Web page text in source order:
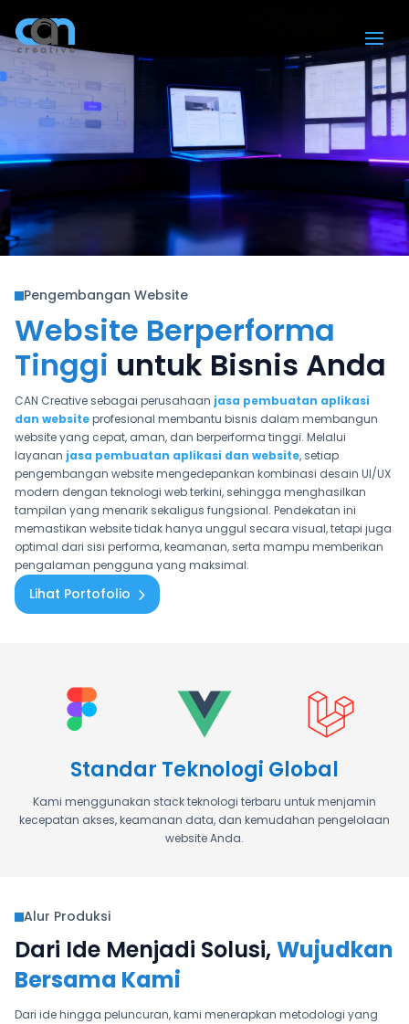
Pengembangan Website
Website Berperforma
Tinggi untuk Bisnis Anda
CAN Creative sebagai perusahaan jasa pembuatan aplikasi
dan websiteprofesional membantu bisnis dalam membangun
website yang cepat, aman, dan berperforma tinggi. Melalui
layanan jasa pembuatan aplikasi dan website, setiap
pengembangan website mengedepankan kombinasi desain UI/UX
modern dengan teknologi web terkini, sehingga menghasilkan
tampilan yang menarik sekaligus fungsional. Pendekatan ini
memastikan website tidak hanya unggul secara visual, tetapi juga
optimal dari sisi performa, keamanan, serta mampu memberikan
pengalaman pengguna yang maksimal.
Lihat Portofolio
Standar Teknologi Global
Kami menggunakan stack teknologi terbaru untuk menjamin
kecepatan akses, keamanan data, dan kemudahan pengelolaan
website Anda.
Alur Produksi
Dari Ide Menjadi Solusi,Wujudkan
Bersama Kami
Dari ide hingga peluncuran, kami menerapkan metodologi yang